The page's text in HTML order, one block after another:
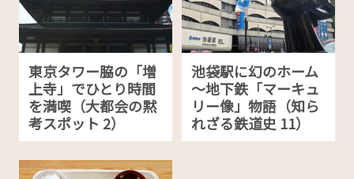
東京タワー脇の「増
上寺」でひとり時間
を満喫（大都会の黙
考スポット 2）
池袋駅に幻のホーム
～地下鉄「マーキュ
リー像」物語（知ら
れざる鉄道史 11）